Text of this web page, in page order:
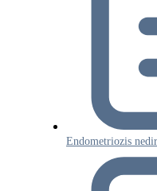
Endometriozis